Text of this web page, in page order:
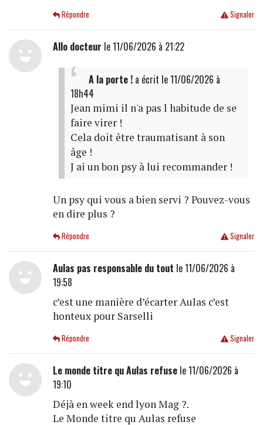
Signaler
Répondre
Allo docteur le 11/06/2026 à 21:22
A la porte !a écrit le 11/06/2026 à
18h44
Jean mimi il n'a pas l habitude de se
faire virer !
Cela doit être traumatisant à son
âge !
J ai un bon psy à lui recommander !
Un psy qui vous a bien servi ? Pouvez-vous
en dire plus ?
Signaler
Répondre
Aulas pas responsable du tout le 11/06/2026 à
19:58
c’est une manière d’écarter Aulas c’est
honteux pour Sarselli
Signaler
Répondre
Le monde titre qu Aulas refusele 11/06/2026 à
19:10
Déjà en week end lyon Mag ?.
Le Monde titre qu Aulas refuse